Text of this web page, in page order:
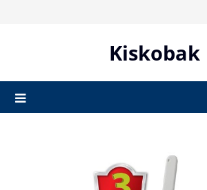
Kiskobak